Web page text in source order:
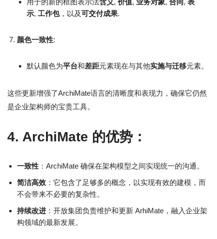
用于的新的框图表示法含义, 价值, 业务对象, 合同 , 表
示, 工作包，以及可交付成果.
颜色一致性:
默认颜色为平台和差距元素现在与其他实施与迁移元素。
这些更新增强了ArchiMate语言的清晰度和表现力，确保它仍然
是企业架构师的宝贵工具。
4. ArchiMate 的优势：
一致性 ：ArchiMate 确保在架构模型之间实现统一的沟通。
简洁高效 ：它包含了足够多的概念，以实现有效的建模，而
不会带来不必要的复杂性。
持续改进 ：开放集团负责维护和更新 ArhiMate，融入企业架
构领域的最新发展。